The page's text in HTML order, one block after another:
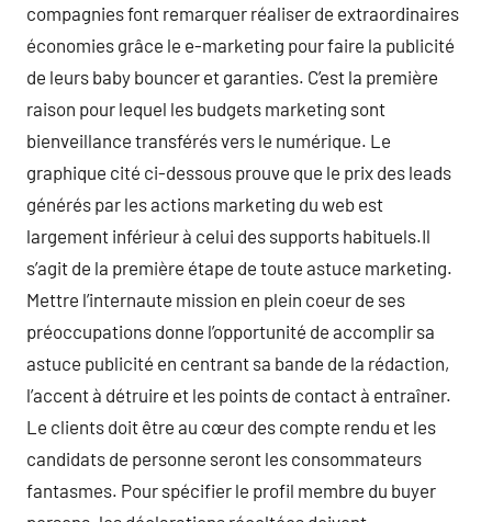
compagnies font remarquer réaliser de extraordinaires
économies grâce le e-marketing pour faire la publicité
de leurs baby bouncer et garanties. C’est la première
raison pour lequel les budgets marketing sont
bienveillance transférés vers le numérique. Le
graphique cité ci-dessous prouve que le prix des leads
générés par les actions marketing du web est
largement inférieur à celui des supports habituels.Il
s’agit de la première étape de toute astuce marketing.
Mettre l’internaute mission en plein coeur de ses
préoccupations donne l’opportunité de accomplir sa
astuce publicité en centrant sa bande de la rédaction,
l’accent à détruire et les points de contact à entraîner.
Le clients doit être au cœur des compte rendu et les
candidats de personne seront les consommateurs
fantasmes. Pour spécifier le profil membre du buyer